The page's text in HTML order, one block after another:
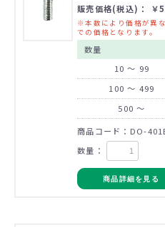
販売価格(税込)： ￥5
※本数により価格が異
での価格となります。
数量
10 ～ 99
100 ～ 499
500 ～
商品コード：DO-
数量：
商品詳細を見る